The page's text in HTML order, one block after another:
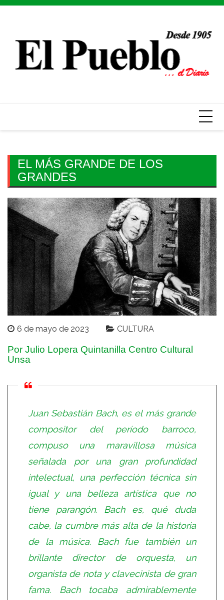
Skip
EL MÁS GRANDE DE LOS
GRANDES
6 de mayo de 2023 CULTURA
Por Julio Lopera Quintanilla Centro Cultural
Unsa
Juan Sebastián Bach, es el más grande
compositor del período barroco,
compuso una maravillosa música
señalada por una gran profundidad
intelectual, una perfección técnica sin
igual y una belleza artística que no
tiene parangón. Bach es, qué duda
cabe, la cumbre más alta de la historia
de la música. Bach fue también un
brillante director de orquesta, un
organista de nota y clavecinista de gran
fama. Bach tocaba admirablemente